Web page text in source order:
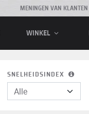
MENINGEN VAN KLANTEN
WINKEL
SNELHEIDSINDEX